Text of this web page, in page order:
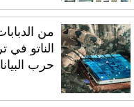
من
الناتو في
حرب